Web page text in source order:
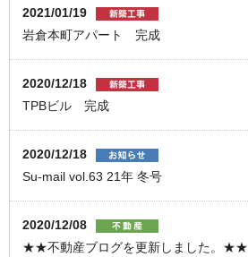
2021/01/19
岩倉本町アパート 完成
2020/12/18
TPBビル 完成
2020/12/18
Su-mail vol.63 21年 冬号
2020/12/08
★★不動産ブログを更新しました。★★